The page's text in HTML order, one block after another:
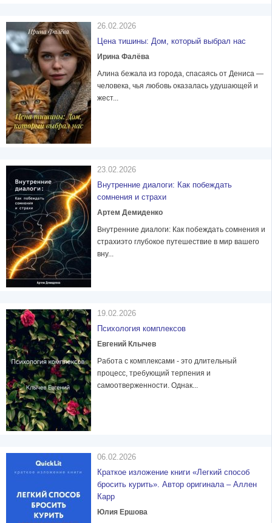
26.02.2026
Цена тишины: Дом, который выбрал нас
Ирина Фалёва
Алина бежала из города, спасаясь от Дениса —
человека, чья любовь оказалась удушающей и
жест...
23.02.2026
Внутренние диалоги: Как побеждать
сомнения и страхи
Артем Демиденко
Внутренние диалоги: Как побеждать сомнения и
страхиэто глубокое путешествие в мир вашего
вну...
19.02.2026
Психология комплексов
Евгений Клычев
Работа с комплексами - это длительный
процесс, требующий терпения и
самоотверженности. Однак...
06.02.2026
Краткое изложение книги «Легкий способ
бросить курить». Автор оригинала – Аллен
Карр
Юлия Ершова